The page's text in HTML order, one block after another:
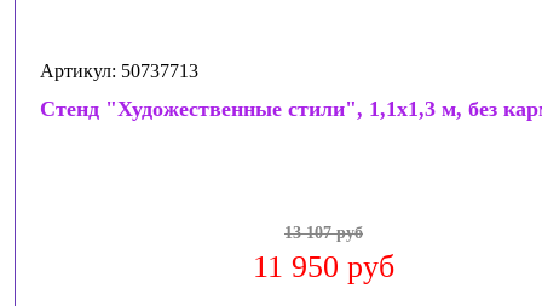
Артикул: 50737713
Стенд "Художественные стили", 1,1х1,3 м, без
13 107 руб
11 950 руб